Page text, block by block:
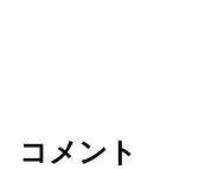
コメント